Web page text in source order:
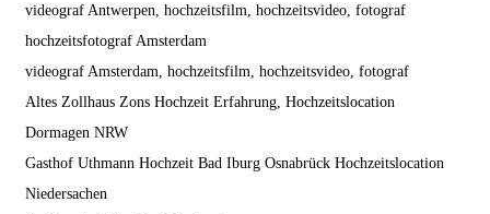
videograf Antwerpen, hochzeitsfilm, hochzeitsvideo, fotograf
hochzeitsfotograf Amsterdam
videograf Amsterdam, hochzeitsfilm, hochzeitsvideo, fotograf
Altes Zollhaus Zons Hochzeit Erfahrung, Hochzeitslocation
Dormagen NRW
Gasthof Uthmann Hochzeit Bad Iburg Osnabrück Hochzeitslocation
Niedersachen